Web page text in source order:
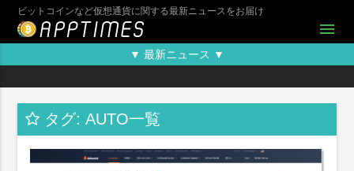
ビットコインなど仮想通貨に関する最新ニュースをお届け
menu
▼ 最新ニュース ▼
タグ: AUTO一覧